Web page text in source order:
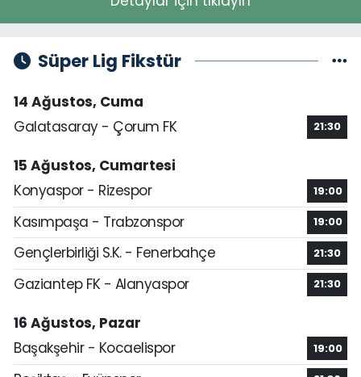
Süper Lig Fikstür
14 Ağustos, Cuma
Galatasaray - Çorum FK
21:30
15 Ağustos, Cumartesi
Konyaspor - Rizespor
19:00
Kasımpaşa - Trabzonspor 19:00
Gençlerbirliği S.K. - Fenerbahçe 21:30
Gaziantep FK - Alanyaspor 21:30
16 Ağustos, Pazar
Başakşehir - Kocaelispor
19:00